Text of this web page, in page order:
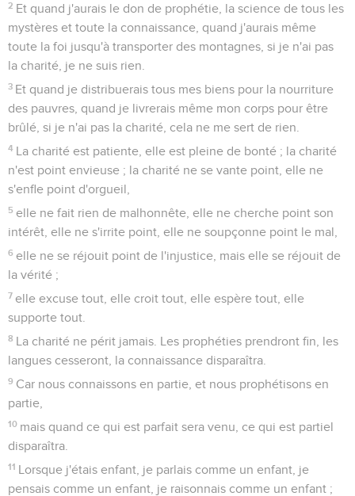
2 Et quand j'aurais le don de prophétie, la science de tous les
mystères et toute la connaissance, quand j'aurais même
toute la foi jusqu'à transporter des montagnes, si je n'ai pas
la charité, je ne suis rien.
3 Et quand je distribuerais tous mes biens pour la nourriture
des pauvres, quand je livrerais même mon corps pour être
brûlé, si je n'ai pas la charité, cela ne me sert de rien.
4 La charité est patiente, elle est pleine de bonté ; la charité
n'est point envieuse ; la charité ne se vante point, elle ne
s'enfle point d'orgueil,
5 elle ne fait rien de malhonnête, elle ne cherche point son
intérêt, elle ne s'irrite point, elle ne soupçonne point le mal,
6 elle ne se réjouit point de l'injustice, mais elle se réjouit de
la vérité ;
7 elle excuse tout, elle croit tout, elle espère tout, elle
supporte tout.
8 La charité ne périt jamais. Les prophéties prendront fin, les
langues cesseront, la connaissance disparaîtra.
9 Car nous connaissons en partie, et nous prophétisons en
partie,
10 mais quand ce qui est parfait sera venu, ce qui est partiel
disparaîtra.
11 Lorsque j'étais enfant, je parlais comme un enfant, je
pensais comme un enfant, je raisonnais comme un enfant ;